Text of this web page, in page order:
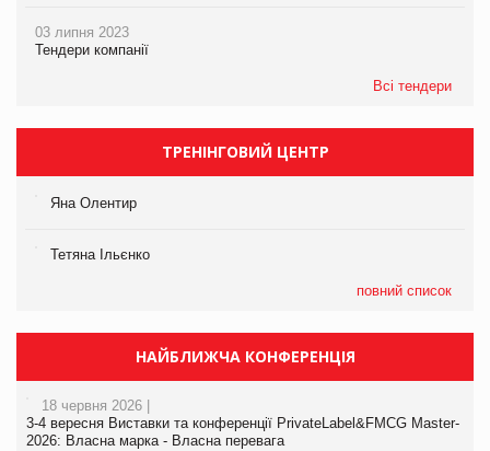
03 липня 2023
Тендери компанії
Всі тендери
ТРЕНІНГОВИЙ ЦЕНТР
Яна Олентир
Тетяна Ільєнко
повний список
НАЙБЛИЖЧА КОНФЕРЕНЦІЯ
18 червня 2026 |
3-4 вересня Виставки та конференції PrivateLabel&FMCG Master-
2026: Власна марка - Власна перевага